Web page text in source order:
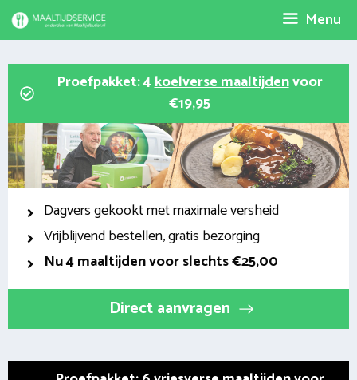
Spring
naar
Menu
Proefpakket: 4koelverse maaltijdenvoor
€19,95
Dagvers gekookt met maximale versheid
Vrijblijvend bestellen, gratis bezorging
Nu4 maaltijden voor slechts €25,00
Direct aanvragen